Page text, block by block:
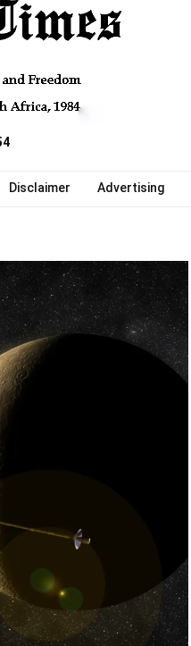
Disclaimer Advertising